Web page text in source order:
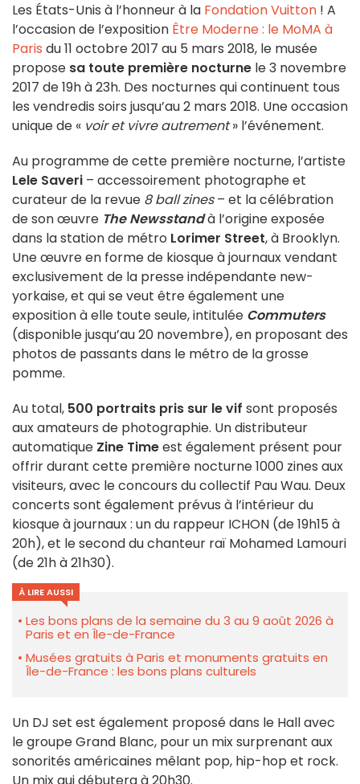
Les États-Unis à l’honneur à la Fondation Vuitton ! A
l’occasion de l’exposition Être Moderne : le MoMA à
Paris du 11 octobre 2017 au 5 mars 2018, le musée
propose sa toute première nocturne le 3 novembre
2017 de 19h à 23h. Des nocturnes qui continuent tous
les vendredis soirs jusqu’au 2 mars 2018. Une occasion
unique de « voir et vivre autrement» l’événement.
Au programme de cette première nocturne, l’artiste
Lele Saveri – accessoirement photographe et
curateur de la revue 8 ball zines– et la célébration
de son œuvre The Newsstandà l’origine exposée
dans la station de métro Lorimer Street, à Brooklyn.
Une œuvre en forme de kiosque à journaux vendant
exclusivement de la presse indépendante new-
yorkaise, et qui se veut être également une
exposition à elle toute seule, intitulée Commuters
(disponible jusqu’au 20 novembre), en proposant des
photos de passants dans le métro de la grosse
pomme.
Au total, 500 portraits pris sur le vif sont proposés
aux amateurs de photographie. Un distributeur
automatique Zine Timeest également présent pour
offrir durant cette première nocturne 1000 zines aux
visiteurs, avec le concours du collectif Pau Wau. Deux
concerts sont également prévus à l’intérieur du
kiosque à journaux : un du rappeur ICHON (de 19h15 à
20h), et le second du chanteur raï Mohamed Lamouri
(de 21h à 21h30).
À LIRE AUSSI
Les bons plans de la semaine du 3 au 9 août 2026 à
Paris et en Île-de-France
Musées gratuits à Paris et monuments gratuits en
Île-de-France : les bons plans culturels
Un DJ set est également proposé dans le Hall avec
le groupe Grand Blanc, pour un mix surprenant aux
sonorités américaines mêlant pop, hip-hop et rock.